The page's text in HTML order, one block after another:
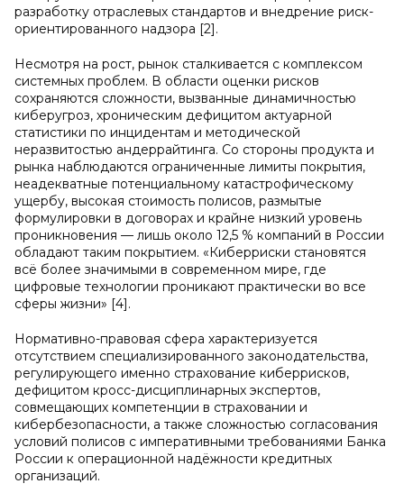
разработку отраслевых стандартов и внедрение риск-
ориентированного надзора [2].
Несмотря на рост, рынок сталкивается с комплексом
системных проблем. В области оценки рисков
сохраняются сложности, вызванные динамичностью
киберугроз, хроническим дефицитом актуарной
статистики по инцидентам и методической
неразвитостью андеррайтинга. Со стороны продукта и
рынка наблюдаются ограниченные лимиты покрытия,
неадекватные потенциальному катастрофическому
ущербу, высокая стоимость полисов, размытые
формулировки в договорах и крайне низкий уровень
проникновения — лишь около 12,5 % компаний в России
обладают таким покрытием. «Киберриски становятся
всё более значимыми в современном мире, где
цифровые технологии проникают практически во все
сферы жизни» [4].
Нормативно-правовая сфера характеризуется
отсутствием специализированного законодательства,
регулирующего именно страхование киберрисков,
дефицитом кросс-дисциплинарных экспертов,
совмещающих компетенции в страховании и
кибербезопасности, а также сложностью согласования
условий полисов с императивными требованиями Банка
России к операционной надёжности кредитных
организаций.